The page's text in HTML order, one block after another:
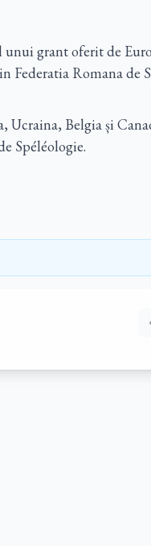
unui grant oferit de
Federatia Romana de
Belgia și
Spéléologie.